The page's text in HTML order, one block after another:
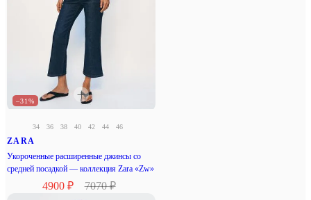
–31%
34 36 38 40 42 44 46
ZARA
Укороченные расширенные джинсы со
средней посадкой — коллекция Zara «Zw»
4900 ₽ 7070 ₽